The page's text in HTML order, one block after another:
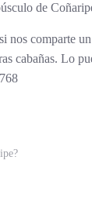
de
nos comparte
cabañas. Lo